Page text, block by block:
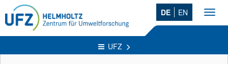
DE EN
UFZ